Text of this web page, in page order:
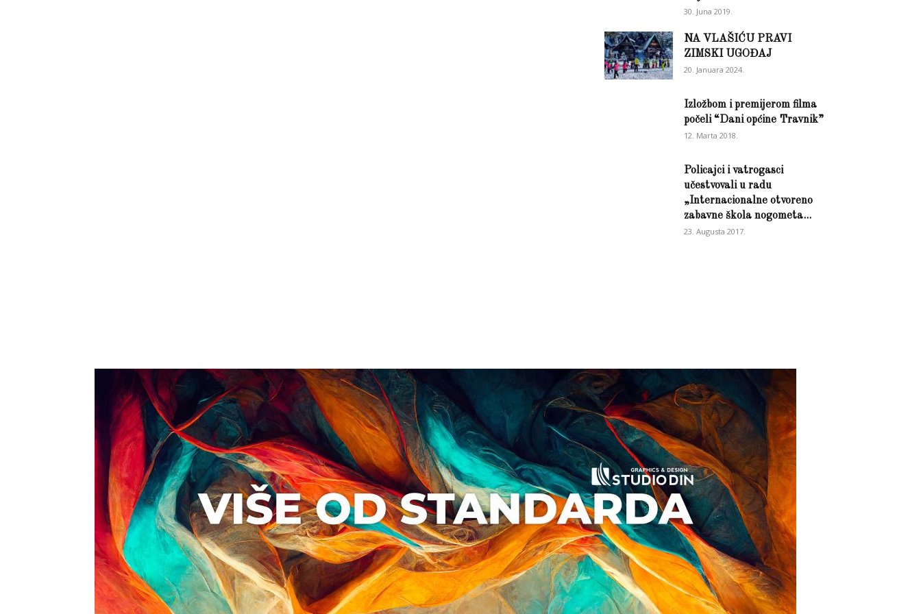
30. Juna 2019.
NA VLAŠIĆU PRAVI
ZIMSKI UGOĐAJ
20. Januara 2024.
Izložbom i premijerom filma
počeli “Dani općine Travnik”
12. Marta 2018.
Policajci i vatrogasci
učestvovali u radu
„Internacionalne otvoreno
zabavne škola nogometa...
23. Augusta 2017.